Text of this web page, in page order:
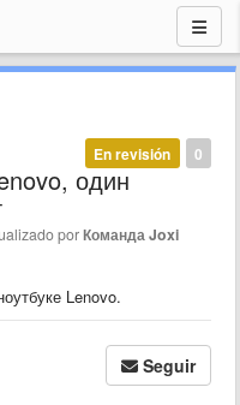
0
En revisión
один
porКоманда Joxi
Lenovo.
Seguir